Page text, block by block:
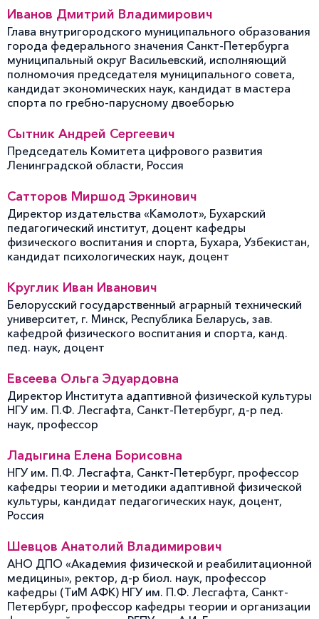
Иванов Дмитрий Владимирович
Глава внутригородского муниципального образования
города федерального значения Санкт-Петербурга
муниципальный округ Васильевский, исполняющий
полномочия председателя муниципального совета,
кандидат экономических наук, кандидат в мастера
спорта по гребно-парусному двоеборью
Сытник Андрей Сергеевич
Председатель Комитета цифрового развития
Ленинградской области, Россия
Сатторов Миршод Эркинович
Директор издательства «Камолот», Бухарский
педагогический институт, доцент кафедры
физического воспитания и спорта, Бухара, Узбекистан,
кандидат психологических наук, доцент
Круглик Иван Иванович
Белорусский государственный аграрный технический
университет, г. Минск, Республика Беларусь, зав.
кафедрой физического воспитания и спорта, канд.
пед. наук, доцент
Евсеева Ольга Эдуардовна
Директор Института адаптивной физической культуры
НГУ им. П.Ф. Лесгафта, Санкт-Петербург, д-р пед.
наук, профессор
Ладыгина Елена Борисовна
НГУ им. П.Ф. Лесгафта, Санкт-Петербург, профессор
кафедры теории и методики адаптивной физической
культуры, кандидат педагогических наук, доцент,
Россия
Шевцов Анатолий Владимирович
АНО ДПО «Академия физической и реабилитационной
медицины», ректор, д-р биол. наук, профессор
кафедры (ТиМ АФК) НГУ им. П.Ф. Лесгафта, Санкт-
Петербург, профессор кафедры теории и организации